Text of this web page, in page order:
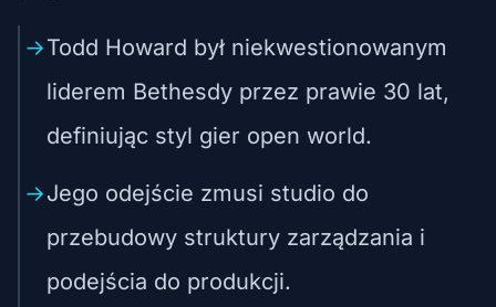
Todd Howard był niekwestionowanym
liderem Bethesdy przez prawie 30 lat,
definiując styl gier open world.
Jego odejście zmusi studio do
przebudowy struktury zarządzania i
podejścia do produkcji.